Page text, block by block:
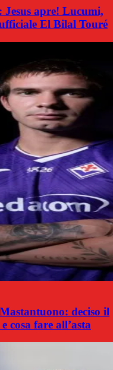
apre! Lucumi,
El Bilal Touré
deciso il
cosa fare all’asta